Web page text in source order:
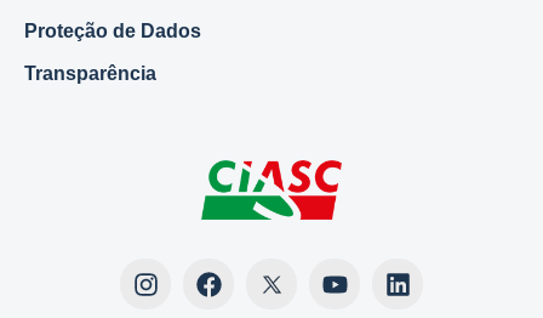
Proteção de Dados
Transparência